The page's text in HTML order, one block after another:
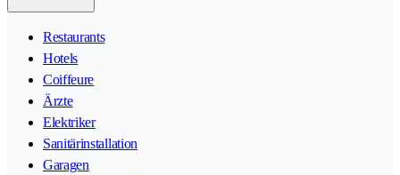
Restaurants
Hotels
Coiffeure
Ärzte
Elektriker
Sanitärinstallation
Garagen